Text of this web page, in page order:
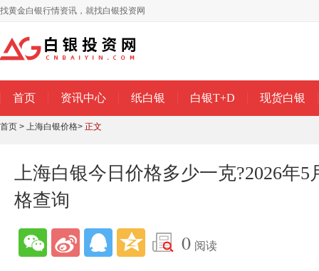
找黄金白银行情资讯，就找白银投资网
首页 资讯中心 纸白银 白银T+D 现货白银
首页 > 上海白银价格> 正文
上海白银今日价格多少一克?2026年5
格查询
0 阅读